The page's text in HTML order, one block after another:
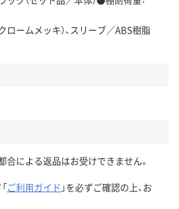
ロームメッキ）、スリーブ／ABS樹脂
合による返品はお受けできません。
ご利用ガイド 」を必ずご確認の上、お